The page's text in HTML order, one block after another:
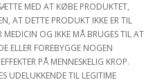
MED AT KØBE PRODUKTET,
AT DETTE PRODUKT IKKE ER TIL
OG IKKE MÅ BRUGES TIL AT
ELLER FOREBYGGE NOGEN
PÅ MENNESKELIG KROP.
UDELUKKENDE TIL LEGITIME